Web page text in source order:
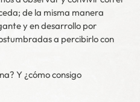
de la misma manera
y en desarrollo por
a percibirlo con
Y ¿cómo consigo